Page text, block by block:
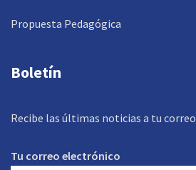
Propuesta Pedagógica
Boletín
Recibe las últimas noticias a tu correo
Tu correo electrónico